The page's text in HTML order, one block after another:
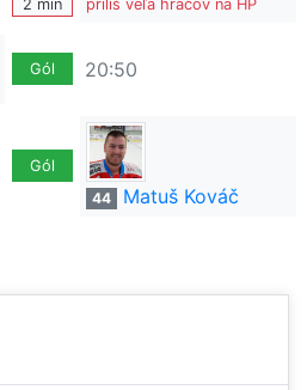
2 min
príliš veľa hráčov na HP
Gól 20:50
Gól
44
Matuš Kováč